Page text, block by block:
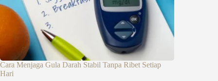
Cara Menjaga Gula Darah Stabil Tanpa Ribet Setiap
Hari